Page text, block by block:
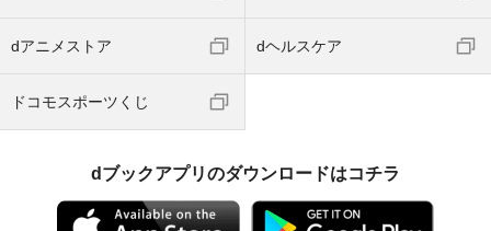
dアニメストア dヘルスケア
ドコモスポーツくじ
dブックアプリのダウンロードはコチラ